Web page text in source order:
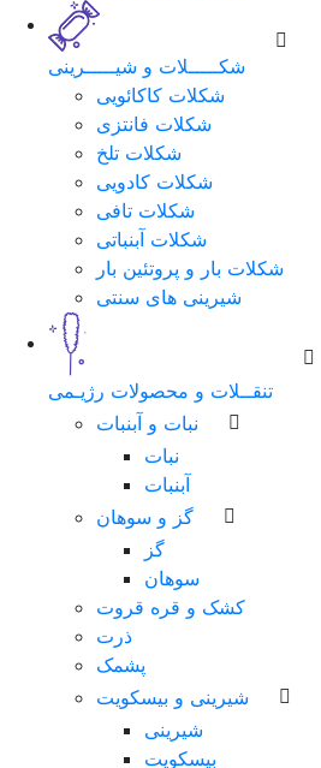
شکـــــلات و شیـــــرینی
شکلات کاکائویی
شکلات فانتزی
شکلات تلخ
شکلات کادویی
شکلات تافی
شکلات آبنباتی
شکلات بار و پروتئین بار
شیرینی های سنتی
تنقــلات و محصولات رژیـمی
نبات و آبنبات
نبات
آبنبات
گز و سوهان
گز
سوهان
کشک و قره قروت
ذرت
پشمک
شیرینی و بیسکویت
شیرینی
بیسکویت